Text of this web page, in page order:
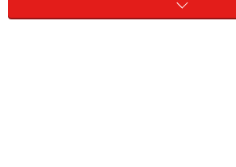
最後に、何か質問はありますか？